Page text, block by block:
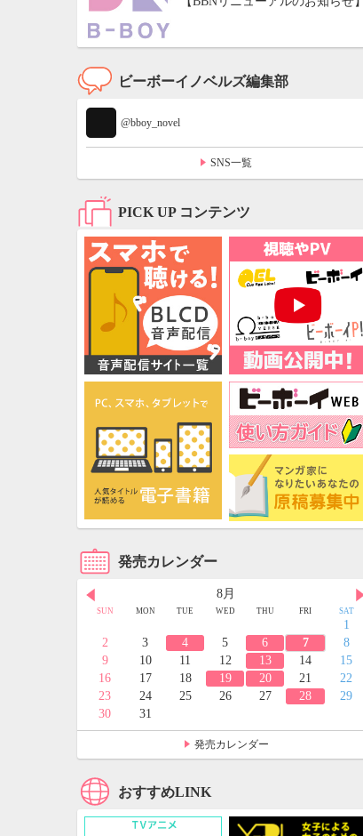
ビーボーイノベルズ編集部
@bboy_novel
SNS一覧
PICK UP コンテンツ
発売カレンダー
8月
SUN MON TUE WED THU FRI SAT
1
2
3 4 5 6 7
8
9
10 11 12 13 14
15
16
17 18 19 20 21
22
23
24 25 26 27 28
29
30
31
発売カレンダー
おすすめLINK